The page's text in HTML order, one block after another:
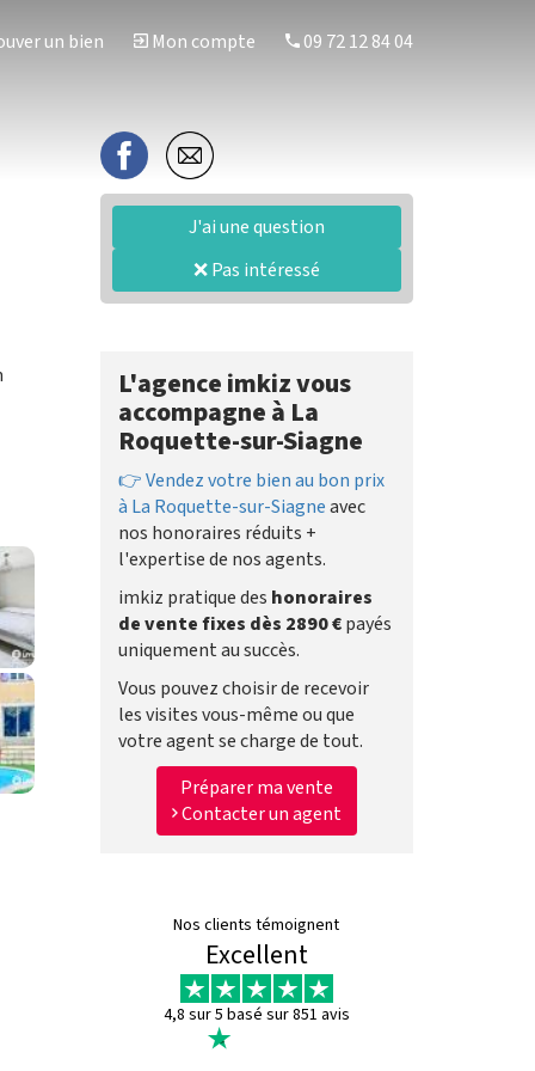
un bien Mon compte 09 72 12 84 04
J'ai une question
❌ Pas intéressé
L'agence imkiz vous
accompagne à La
Roquette-sur-Siagne
👉 Vendez votre bien au bon prix
à La Roquette-sur-Siagneavec
nos honoraires réduits +
l'expertise de nos agents.
imkiz pratique des honoraires
de vente fixes dès 2890 €payés
uniquement au succès.
Vous pouvez choisir de recevoir
les visites vous-même ou que
votre agent se charge de tout.
Préparer ma vente
Contacter un agent
Nos clients témoignent
Excellent
4,8 sur 5 basé sur 851 avis